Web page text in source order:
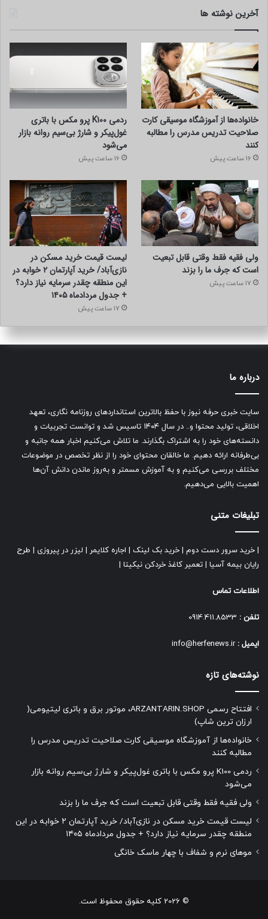
آخرین نوشته ها
خانواده‌ها از آموزشگاه موسیقی کارت
صلاحیت تدریس مدرس را مطالبه
کنند
16 ساعت پیش
ردمی K100 پرو مکس با باتری
غول‌پیکر و شارژ بی‌سیم روانه بازار
می‌شود
16 ساعت پیش
ولی فقیه فقط وقتی قابل تبعیت
است که جرف ما را بزند
17 ساعت پیش
لیست قیمت خرید مسکن در
نازی‌آباد/ خرید آپارتمان ۲ خوابه در
این منطقه چقدر سرمایه نیاز دارد؟
+ جدول مردادماه ۱۴۰۵
17 ساعت پیش
درباره ما
سایت خبری حرفه نیوز با حفظ بالاترین استانداردهای روزنامه نگاری، تعهد
اخلاقی، تولید محتوا و.. در سال ۱۴۰۴ تاسیس شد و توانست تجربیات و
دانسته‌های خود را به اشتراک بگذارند. ما تلاش می‌کنیم اخبار همه جانبه و
بی‌طرفانه ارائه دهیم. ما خالقان محتوای خود را از نظر تخصص در موضوعات
مختلف بررسی می‌کنیم و به آموزش مسمتر و به‌روز ماندن دانش آن‌ها
اهمیت بالایی می‌دهیم.
تبلیغات متنی
خرید سرور دست دوم خرید بک لینک اجاره کلایمر لیزر در پیروزی
طرح
رایان بیمه آسیا
تعمیر کاغذ خردکن نیکیتا
اطلاعات تماس
تلفن :
ایمیل : info@herfenews.ir
نوشته‌های تازه
افتتاح رسمی ARZANTARIN.SHOP، موتور برق و باتری لیتیومی(
ارزان ترین شاپ)
خانواده‌ها از آموزشگاه موسیقی کارت صلاحیت تدریس مدرس را
مطالبه کنند
ردمی K100 پرو مکس با باتری غول‌پیکر و شارژ بی‌سیم روانه بازار
می‌شود
ولی فقیه فقط وقتی قابل تبعیت است که جرف ما را بزند
لیست قیمت خرید مسکن در نازی‌آباد/ خرید آپارتمان ۲ خوابه در این
منطقه چقدر سرمایه نیاز دارد؟ + جدول مردادماه ۱۴۰۵
موهای نرم و شفاف با چهار ماسک خانگی
© 2026 کلیه حقوق محفوظ است.